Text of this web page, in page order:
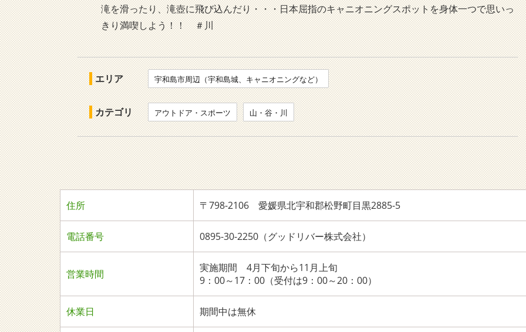
滝を滑ったり、滝壺に飛び込んだり・・・日本屈指のキャニオニングスポットを身体一つで思いっ
きり満喫しよう！！ ＃川
エリア 宇和島市周辺（宇和島城、キャニオニングなど）
カテゴリ アウトドア・スポーツ 山・谷・川
住所 〒798-2106 愛媛県北宇和郡松野町目黒2885-5
電話番号 0895-30-2250（グッドリバー株式会社）
営業時間
実施期間 4月下旬から11月上旬
9：00～17：00（受付は9：00～20：00）
休業日 期間中は無休